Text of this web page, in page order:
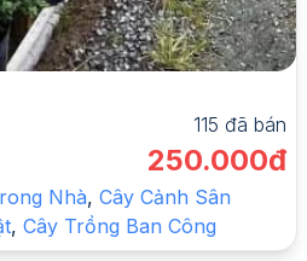
115 đã bán
250.000đ
Nhà, Cây Cảnh Sân
, Cây Trồng Ban Công